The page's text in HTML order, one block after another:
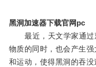
黑洞加速器下载官网pc
最近，天文学家通过
物质的同时，也会产生
和运动，使得黑洞的吞没